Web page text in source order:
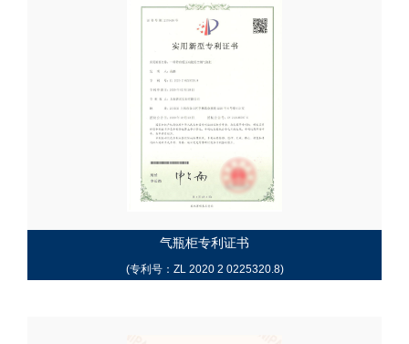
气瓶柜专利证书
(专利号：ZL 2020 2 0225320.8)